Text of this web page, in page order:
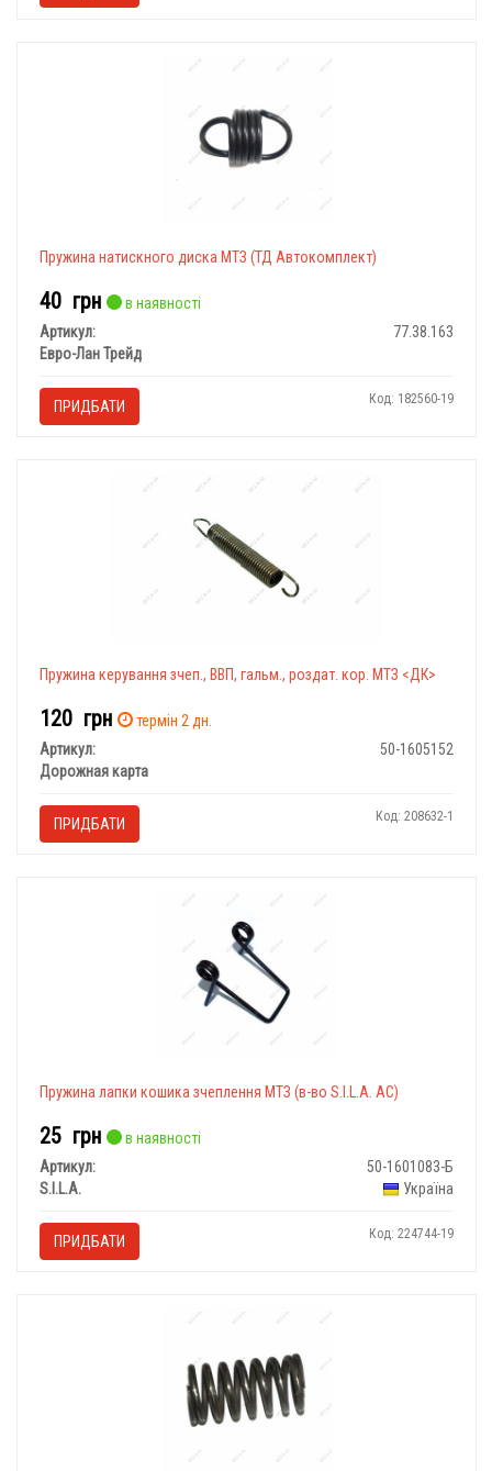
Пружина натискного диска МТЗ (ТД Автокомплект)
40 грн
в наявності
Артикул:
77.38.163
Евро-Лан Трейд
ПРИДБАТИ Код: 182560-19
Пружина керування зчеп., ВВП, гальм., роздат. кор. МТЗ <ДК>
120 грн
термін 2 дн.
Артикул:
50-1605152
Дорожная карта
ПРИДБАТИ Код: 208632-1
Пружина лапки кошика зчеплення МТЗ (в-во S.I.L.A. AC)
25 грн
в наявності
Артикул:
50-1601083-Б
S.I.L.A.
Україна
ПРИДБАТИ Код: 224744-19